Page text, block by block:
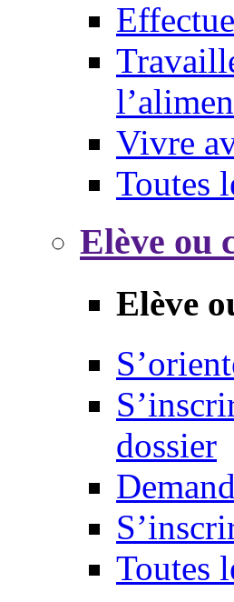
Vivre
Toutes
Elève ou
Elève
dossier
Toutes